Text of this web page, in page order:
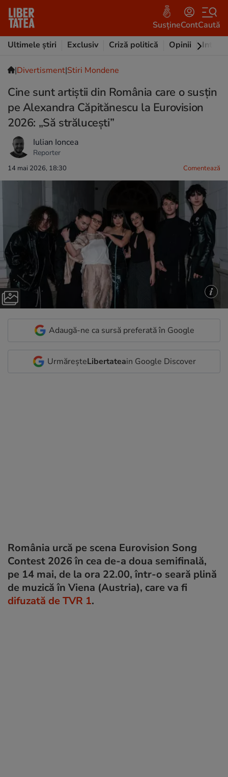
SusțineContCaută
Ultimele știri
Exclusiv Criză politică Opinii
|Divertisment|Stiri Mondene
Cine sunt artiștii din România care o susțin
pe Alexandra Căpitănescu la Eurovision
2026: „Să strălucești”
Iulian Ioncea
Reporter
14 mai 2026, 18:30 Comentează
Adaugă-ne ca sursă preferată în Google
UrmăreșteLibertateain Google Discover
România urcă pe scena Eurovision Song
Contest 2026 în cea de-a doua semifinală,
pe 14 mai, de la ora 22.00, într-o seară plină
de muzică în Viena (Austria), care va fi
difuzată de TVR 1.